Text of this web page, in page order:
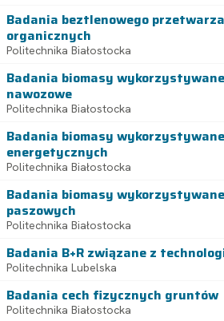
Badania beztlenowego
organicznych
Politechnika Białostocka
Badania biomasy
nawozowe
Politechnika Białostocka
Badania biomasy
energetycznych
Politechnika Białostocka
Badania biomasy
paszowych
Politechnika Białostocka
Badania B+R związane z
Politechnika Lubelska
Badania cech fizycznych gruntów
Politechnika Białostocka